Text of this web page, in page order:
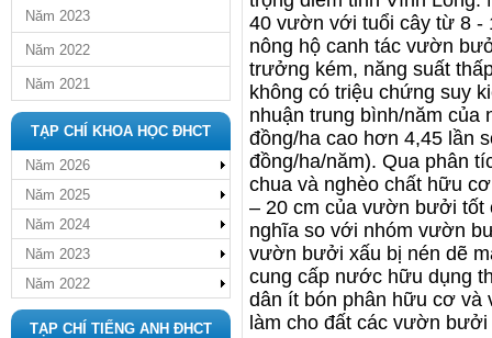
Năm 2023
Năm 2022
Năm 2021
TẠP CHÍ KHOA HỌC ĐHCT
Năm 2026
Năm 2025
Năm 2024
Năm 2023
Năm 2022
TẠP CHÍ TIẾNG ANH ĐHCT
40 vườn với tuổi cây từ 8 -
nông hộ canh tác vườn
trưởng kém, năng suất
không có triệu chứng suy
nhuận trung bình/năm
đồng/ha cao hơn 4,45 lần
đồng/ha/năm). Qua phân
chua và nghèo chất hữu
– 20 cm của vườn bưởi tốt
nghĩa so với nhóm vườn
vườn bưởi xấu bị nén dẽ
cung cấp nước hữu dụng
dân ít bón phân hữu cơ và
làm cho đất các vườn